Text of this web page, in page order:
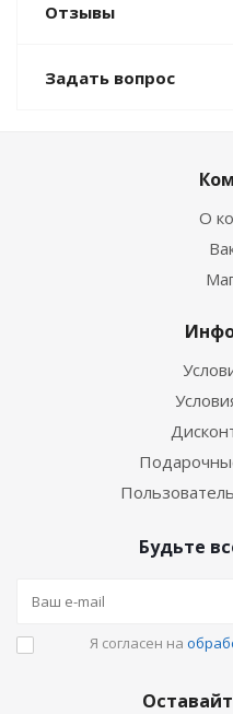
Отзывы
Задать вопрос
О
Будьте
Я согласен на